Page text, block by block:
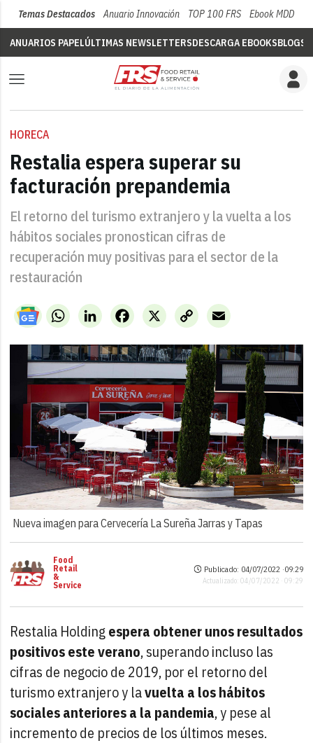
Temas Destacados Anuario Innovación TOP 100 FRS Ebook MDD
ANUARIOS PAPELÚLTIMAS NEWSLETTERSDESCARGA EBOOKSBLOGS
HORECA
Restalia espera superar su
facturación prepandemia
El retorno del turismo extranjero y la vuelta a los
hábitos sociales pronostican cifras de
recuperación muy positivas para el sector de la
restauración
WhatsAppLinkedIn X
Facebook
Copy
Link
Email
Nueva imagen para Cervecería La Sureña Jarras y Tapas
Food
Retail
&
Service
Publicado: 04/07/2022 ·09:29
Actualizado: 04/07/2022 · 09:29
Restalia Holdingespera obtener unos resultados
positivos este verano, superando incluso las
cifras de negocio de 2019, por el retorno del
turismo extranjero y lavuelta a los hábitos
sociales anteriores a la pandemia, y pese al
incremento de precios de los últimos meses.